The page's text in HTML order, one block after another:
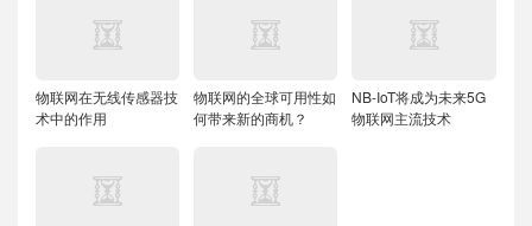
物联网在无线传感器技
术中的作用
物联网的全球可用性如
何带来新的商机？
NB-IoT将成为未来5G
物联网主流技术